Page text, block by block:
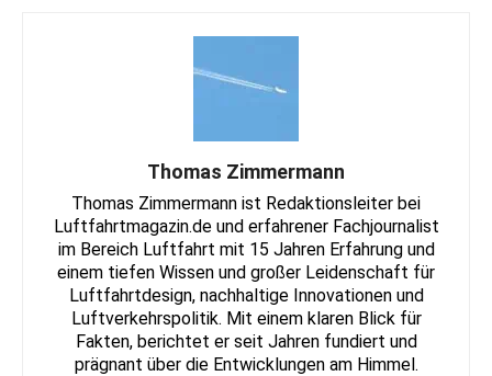
Thomas Zimmermann
Thomas Zimmermann ist Redaktionsleiter bei
Luftfahrtmagazin.de und erfahrener Fachjournalist
im Bereich Luftfahrt mit 15 Jahren Erfahrung und
einem tiefen Wissen und großer Leidenschaft für
Luftfahrtdesign, nachhaltige Innovationen und
Luftverkehrspolitik. Mit einem klaren Blick für
Fakten, berichtet er seit Jahren fundiert und
prägnant über die Entwicklungen am Himmel.